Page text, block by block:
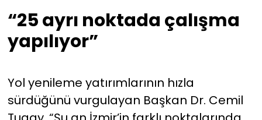
“25 ayrı noktada çalışma
yapılıyor”
Yol yenileme yatırımlarının hızla
sürdüğünü vurgulayan Başkan Dr. Cemil